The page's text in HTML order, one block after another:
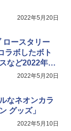
ブン ヘルシオ
2段調理 コンベ
2022年5月20日
ロースタリー
ラボしたボト
など2022年夏
2022年5月20日
なネオンカラ
グッズ」
2022年5月10日